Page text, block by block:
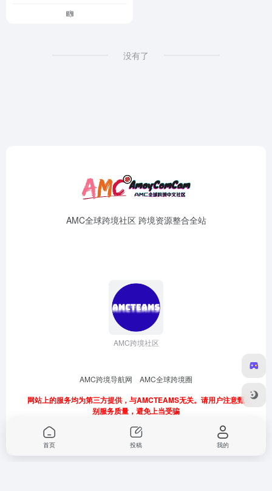
没有了
AMC全球跨境社区 跨境资源整合全站
AMC跨境社区
AMC跨境导航网 AMC全球跨境圈
网站上的服务均为第三方提供，与AMCTEAMS无关。请用户注意甄
别服务质量，避免上当受骗
首页 投稿 我的